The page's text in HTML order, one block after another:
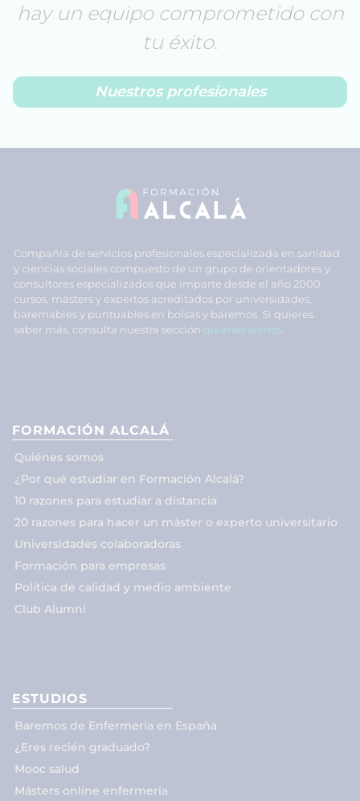
hay un equipo comprometido con
tu éxito.
Nuestros profesionales
Compañía de servicios profesionales especializada en sanidad
y ciencias sociales compuesto de un grupo de orientadores y
consultores especializados que imparte desde el año 2000
cursos, másters y expertos acreditados por universidades,
baremables y puntuables en bolsas y baremos. Si quieres
saber más, consulta nuestra sección quiénes somos
FORMACIÓN ALCALÁ
Quiénes somos
¿Por qué estudiar en Formación Alcalá?
10 razones para estudiar a distancia
20 razones para hacer un máster o experto universitario
Universidades colaboradoras
Formación para empresas
Política de calidad y medio ambiente
Club Alumni
ESTUDIOS
Baremos de Enfermería en España
¿Eres recién graduado?
Mooc salud
Másters online enfermería